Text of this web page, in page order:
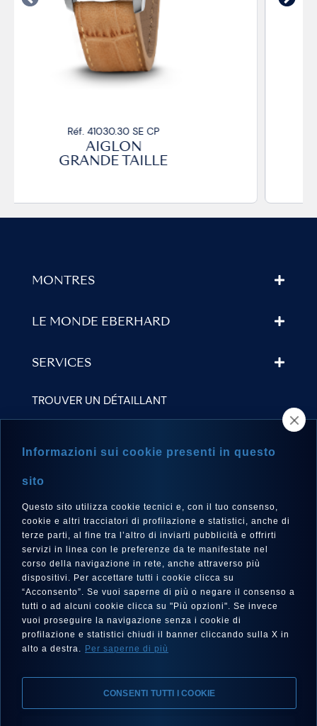
Réf. 41030.33 SE CP
AIGLON
GRANDE TAILLE
MONTRES
LE MONDE EBERHARD
SERVICES
TROUVER UN DÉTAILLANT
LANGUE
Français
SUIVEZ-NOUS SUR
Mentions Légales, Protection de la Vie Privée, Cookies
Informazioni sui cookie presenti in questo
sito
Questo sito utilizza cookie tecnici e, con il tuo consenso,
cookie e altri tracciatori di profilazione e statistici, anche di
terze parti, al fine tra l’altro di inviarti pubblicità e offrirti
servizi in linea con le preferenze da te manifestate nel
corso della navigazione in rete, anche attraverso più
dispositivi. Per accettare tutti i cookie clicca su
“Acconsento”. Se vuoi saperne di più o negare il consenso a
tutti o ad alcuni cookie clicca su "Più opzioni". Se invece
vuoi proseguire la navigazione senza i cookie di
profilazione e statistici chiudi il banner cliccando sulla X in
alto a destra. Per saperne di più
CONSENTI TUTTI I COOKIE